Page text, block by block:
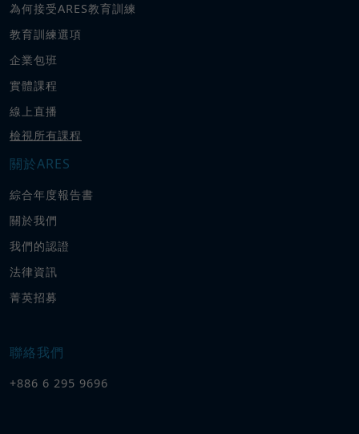
為何接受ARES教育訓練
教育訓練選項
企業包班
實體課程
線上直播
檢視所有課程
關於ARES
綜合年度報告書
關於我們
我們的認證
法律資訊
菁英招募
聯絡我們
+886 6 295 9696